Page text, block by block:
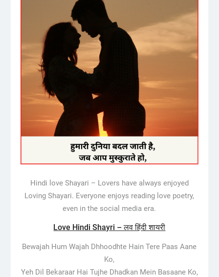
Hindi love Shayari – Lovers have always enjoyed
Loving Shayari. Everyone enjoys reading love poetry,
even in the social media era.
Love Hindi Shayri – लव हिंदी शायरी
Bewajah Hum Wajah Dhhoodhte Hain Tere Paas Aane
Ko,
Yeh Dil Bekaraar Hai Tujhe Dhadkan Mein Basaane Ko,